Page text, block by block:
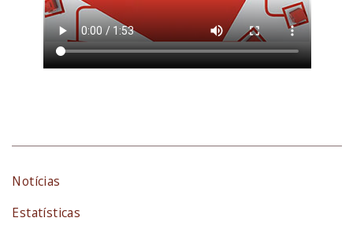
Notícias
Estatísticas